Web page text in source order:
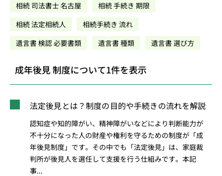
相続 司法書士 名古屋
相続 手続き 期限
相続 法定相続人
相続手続き 流れ
遺言書 検認 必要書類
遺言書 種類 遺言書 選び方
成年後見 制度について1件を表示
法定後見とは？制度の目的や手続きの流れを解説
認知症や知的障がい、精神障がいなどにより判断能力が
不十分になった人の財産や権利を守るための制度が「成
年後見制度」です。その中でも「法定後見」は、家庭裁
判所が後見人を選任して支援を行う仕組みです。本記
事...